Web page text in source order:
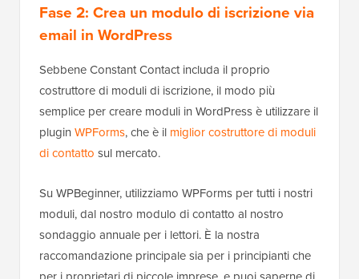
Fase 2: Crea un modulo di iscrizione via
email in WordPress
Sebbene Constant Contact includa il proprio
costruttore di moduli di iscrizione, il modo più
semplice per creare moduli in WordPress è utilizzare il
plugin WPForms, che è il miglior costruttore di moduli
di contatto sul mercato.
Su WPBeginner, utilizziamo WPForms per tutti i nostri
moduli, dal nostro modulo di contatto al nostro
sondaggio annuale per i lettori. È la nostra
raccomandazione principale sia per i principianti che